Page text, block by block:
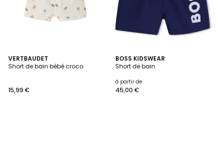
VERTBAUDET
Short de bain bébé croco
15,99 €
BOSS KIDSWEAR
Short de bain
à partir de
45,00 €